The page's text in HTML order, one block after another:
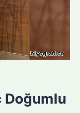
Doğumlu